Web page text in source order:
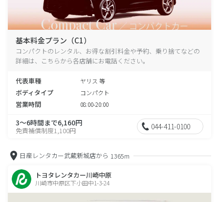
基本料金プラン（C1）
コンパクトのレンタル、お得な割引料金や予約、乗り捨てなどの
詳細は、こちらから各店舗にお電話ください。
代表車種 ヤリス 等
ボディタイプ コンパクト
営業時間 08:00-20:00
3～6時間まで6,160円
免責補償制度1,100円 044-411-0100
日産レンタカー武蔵新城店から 1365m
トヨタレンタカー川崎中原
川崎市中原区下小田中1-3-24